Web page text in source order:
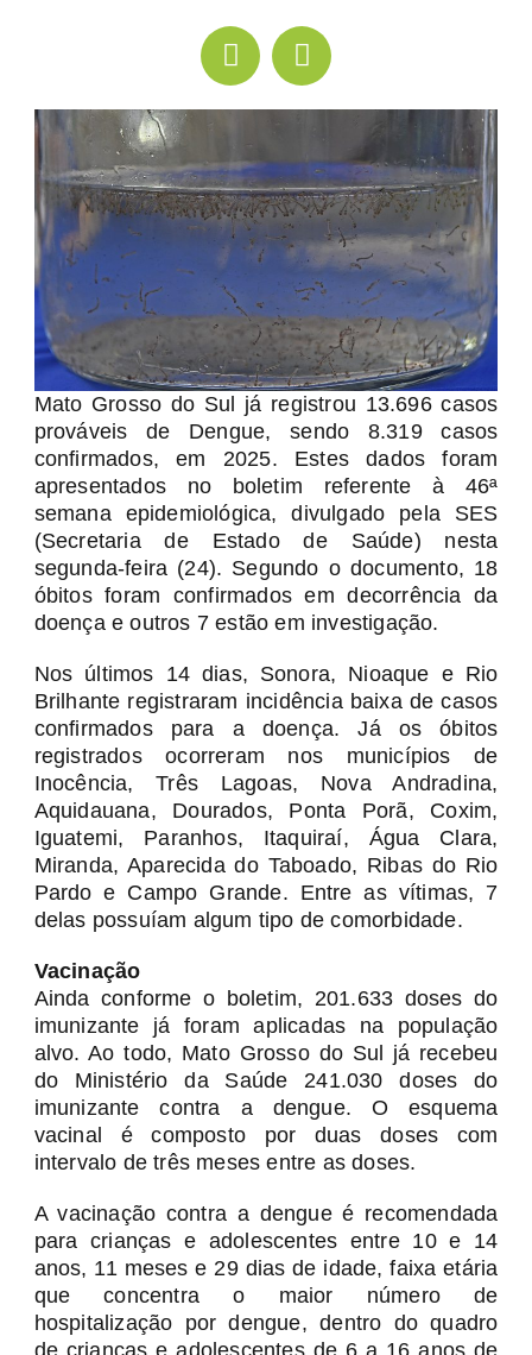
Mato Grosso do Sul já registrou 13.696 casos
prováveis de Dengue, sendo 8.319 casos
confirmados, em 2025. Estes dados foram
apresentados no boletim referente à 46ª
semana epidemiológica, divulgado pela SES
(Secretaria de Estado de Saúde) nesta
segunda-feira (24). Segundo o documento, 18
óbitos foram confirmados em decorrência da
doença e outros 7 estão em investigação.
Nos últimos 14 dias, Sonora, Nioaque e Rio
Brilhante registraram incidência baixa de casos
confirmados para a doença. Já os óbitos
registrados ocorreram nos municípios de
Inocência, Três Lagoas, Nova Andradina,
Aquidauana, Dourados, Ponta Porã, Coxim,
Iguatemi, Paranhos, Itaquiraí, Água Clara,
Miranda, Aparecida do Taboado, Ribas do Rio
Pardo e Campo Grande. Entre as vítimas, 7
delas possuíam algum tipo de comorbidade.
Vacinação
Ainda conforme o boletim, 201.633 doses do
imunizante já foram aplicadas na população
alvo. Ao todo, Mato Grosso do Sul já recebeu
do Ministério da Saúde 241.030 doses do
imunizante contra a dengue. O esquema
vacinal é composto por duas doses com
intervalo de três meses entre as doses.
A vacinação contra a dengue é recomendada
para crianças e adolescentes entre 10 e 14
anos, 11 meses e 29 dias de idade, faixa etária
que concentra o maior número de
hospitalização por dengue, dentro do quadro
de crianças e adolescentes de 6 a 16 anos de